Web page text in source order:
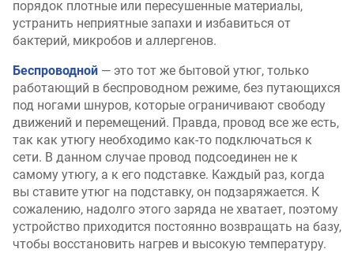
порядок плотные или пересушенные материалы,
устранить неприятные запахи и избавиться от
бактерий, микробов и аллергенов.
Беспроводной — это тот же бытовой утюг, только
работающий в беспроводном режиме, без путающихся
под ногами шнуров, которые ограничивают свободу
движений и перемещений. Правда, провод все же есть,
так как утюгу необходимо как-то подключаться к
сети. В данном случае провод подсоединен не к
самому утюгу, а к его подставке. Каждый раз, когда
вы ставите утюг на подставку, он подзаряжается. К
сожалению, надолго этого заряда не хватает, поэтому
устройство приходится постоянно возвращать на базу,
чтобы восстановить нагрев и высокую температуру.